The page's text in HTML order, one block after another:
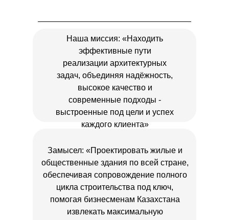
Наша миссия: «Находить
эффективные пути
реализации архитектурных
задач, объединяя надёжность,
высокое качество и
современные подходы -
выстроенные под цели и успех
каждого клиента»
Замысел: «Проектировать жилые и
общественные здания по всей стране,
обеспечивая сопровождение полного
цикла строительства под ключ,
помогая бизнесменам Казахстана
извлекать максимальную